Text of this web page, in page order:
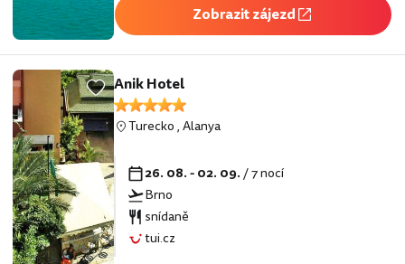
Zobrazit zájezd
Anik Hotel
Turecko,Alanya
26. 08. - 02. 09./ 7 nocí
Brno
snídaně
tui.cz